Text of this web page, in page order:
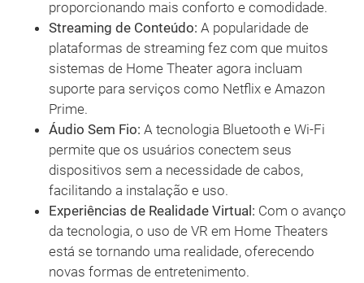
proporcionando mais conforto e comodidade.
Streaming de Conteúdo: A popularidade de
plataformas de streaming fez com que muitos
sistemas de Home Theater agora incluam
suporte para serviços como Netflix e Amazon
Prime.
Áudio Sem Fio: A tecnologia Bluetooth e Wi-Fi
permite que os usuários conectem seus
dispositivos sem a necessidade de cabos,
facilitando a instalação e uso.
Experiências de Realidade Virtual: Com o avanço
da tecnologia, o uso de VR em Home Theaters
está se tornando uma realidade, oferecendo
novas formas de entretenimento.